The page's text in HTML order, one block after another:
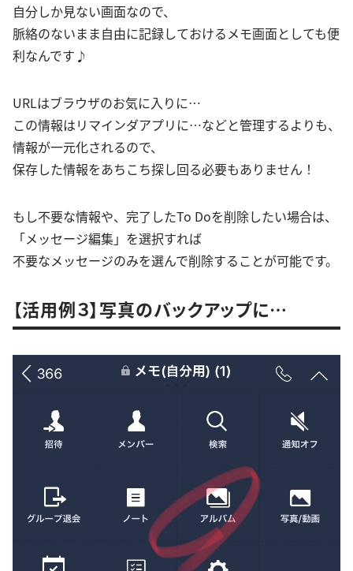
自分しか見ない画面なので、
脈絡のないまま自由に記録しておけるメモ画面としても便
利なんです♪
URLはブラウザのお気に入りに…
この情報はリマインダアプリに…などと管理するよりも、
情報が一元化されるので、
保存した情報をあちこち探し回る必要もありません！
もし不要な情報や、完了したTo Doを削除したい場合は、
「メッセージ編集」を選択すれば
不要なメッセージのみを選んで削除することが可能です。
【活用例３】写真のバックアップに…